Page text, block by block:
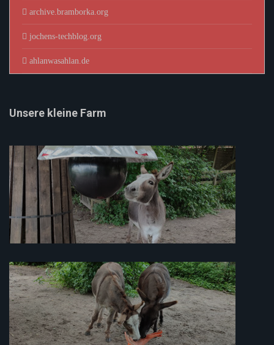
archive.bramborka.org
jochens-techblog.org
ahlanwasahlan.de
Unsere kleine Farm